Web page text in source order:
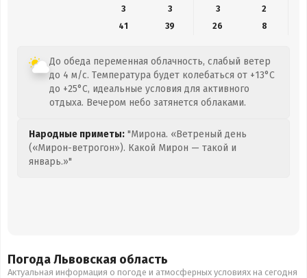
3
3 3
2
41
39 26 8
До обеда переменная облачность, слабый ветер
до 4 м/с. Температура будет колебаться от +13°C
до +25°C, идеальные условия для активного
отдыха. Вечером небо затянется облаками.
Народные приметы: "Мирона. «Ветреный день
(«Мирон-ветрогон»). Какой Мирон — такой и
январь.»"
Погода Львовская область
Актуальная информация о погоде и атмосферных условиях на сегодня